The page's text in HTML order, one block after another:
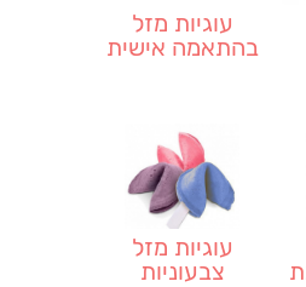
עוגיות מזל
בהתאמה אישית
עוגיות מזל
צבעוניות